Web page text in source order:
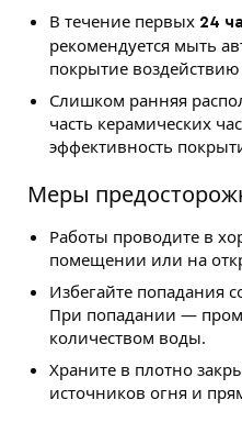
В течение первых 24
рекомендуется мыть
покрытие воздействию
Слишком ранняя
часть керамических
эффективность
Меры
Работы проводите в
помещении или на
Избегайте попадания
При попадании —
количеством воды.
Храните в плотно
источников огня и